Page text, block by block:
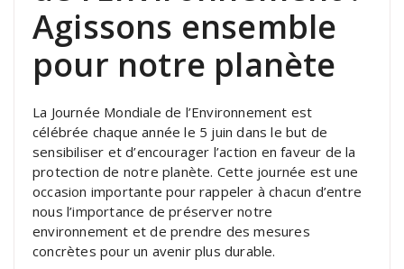
Agissons ensemble
pour notre planète
La Journée Mondiale de l’Environnement est
célébrée chaque année le 5 juin dans le but de
sensibiliser et d’encourager l’action en faveur de la
protection de notre planète. Cette journée est une
occasion importante pour rappeler à chacun d’entre
nous l’importance de préserver notre
environnement et de prendre des mesures
concrètes pour un avenir plus durable.